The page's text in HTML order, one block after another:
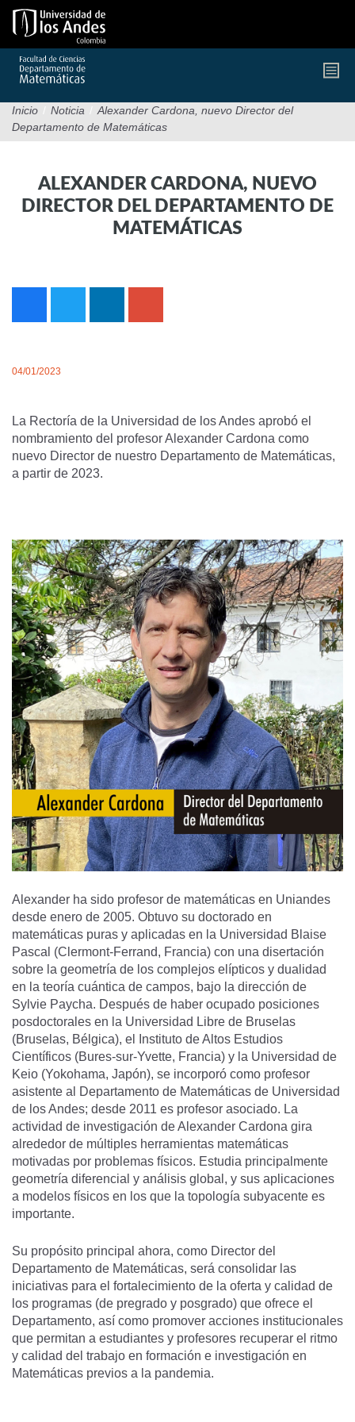
Pasar
contenido
principal
Inicio / Noticia / Alexander Cardona, nuevo Director del
Departamento de Matemáticas
ALEXANDER CARDONA, NUEVO
DIRECTOR DEL DEPARTAMENTO DE
MATEMÁTICAS
04/01/2023
La Rectoría de la Universidad de los Andes aprobó el
nombramiento del profesor Alexander Cardona como
nuevo Director de nuestro Departamento de Matemáticas,
a partir de 2023.
Alexander ha sido profesor de matemáticas en Uniandes
desde enero de 2005. Obtuvo su doctorado en
matemáticas puras y aplicadas en la Universidad Blaise
Pascal (Clermont-Ferrand, Francia) con una disertación
sobre la geometría de los complejos elípticos y dualidad
en la teoría cuántica de campos, bajo la dirección de
Sylvie Paycha. Después de haber ocupado posiciones
posdoctorales en la Universidad Libre de Bruselas
(Bruselas, Bélgica), el Instituto de Altos Estudios
Científicos (Bures-sur-Yvette, Francia) y la Universidad de
Keio (Yokohama, Japón), se incorporó como profesor
asistente al Departamento de Matemáticas de Universidad
de los Andes; desde 2011 es profesor asociado. La
actividad de investigación de Alexander Cardona gira
alrededor de múltiples herramientas matemáticas
motivadas por problemas físicos. Estudia principalmente
geometría diferencial y análisis global, y sus aplicaciones
a modelos físicos en los que la topología subyacente es
importante.
Su propósito principal ahora, como Director del
Departamento de Matemáticas, será consolidar las
iniciativas para el fortalecimiento de la oferta y calidad de
los programas (de pregrado y posgrado) que ofrece el
Departamento, así como promover acciones institucionales
que permitan a estudiantes y profesores recuperar el ritmo
y calidad del trabajo en formación e investigación en
Matemáticas previos a la pandemia.